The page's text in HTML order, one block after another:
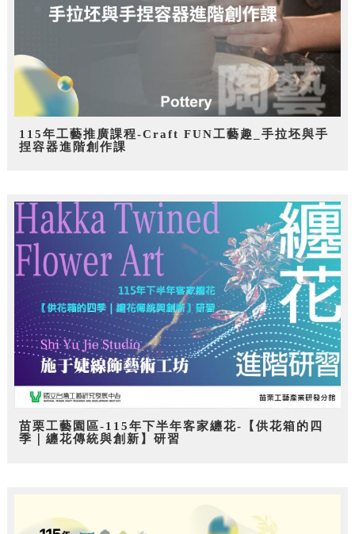
115年工藝推廣課程-Craft FUN工藝趣_手拉坯與手
捏容器進階創作課
苗栗工藝園區-115年下半年客家纏花-【供花箱的四
季｜纏花傳統與創新】研習